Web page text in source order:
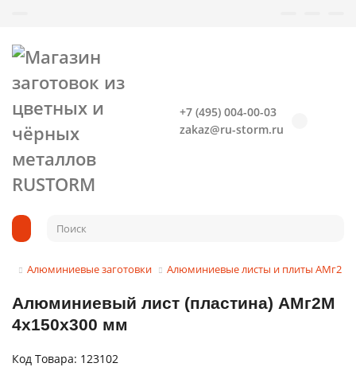
+7 (495) 004-00-03
zakaz@ru-storm.ru
Алюминиевые заготовки Алюминиевые листы и плиты АМг2
Алюминиевый лист (пластина) АМг2М
4х150х300 мм
Код Товара: 123102